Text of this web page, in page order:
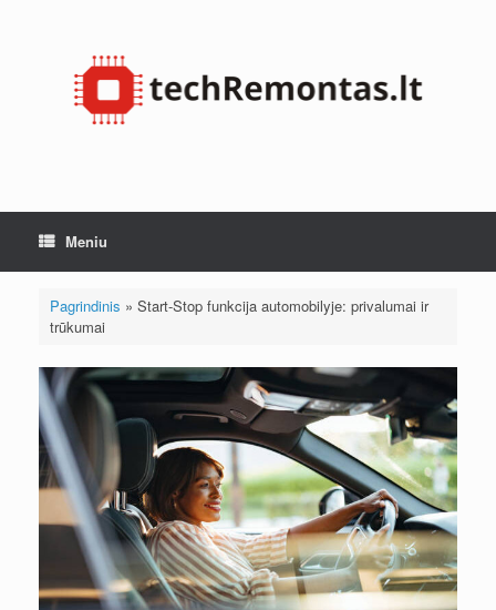
Meniu
Pagrindinis » Start-Stop funkcija automobilyje: privalumai ir
trūkumai